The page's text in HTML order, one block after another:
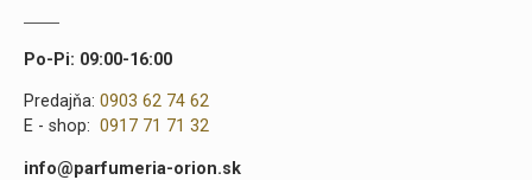
Po-Pi: 09:00-16:00
Predajňa: 0903 62 74 62
E - shop: 0917 71 71 32
info@parfumeria-orion.sk